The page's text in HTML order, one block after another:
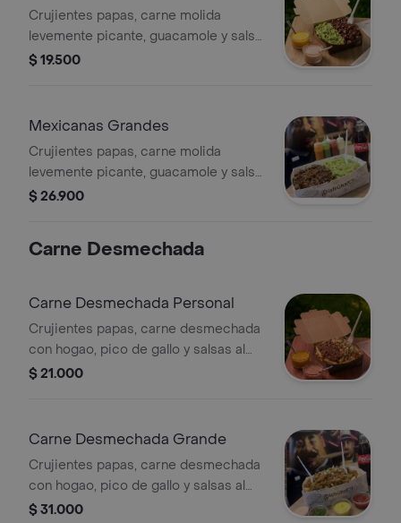
Crujientes papas, carne molida
levemente picante, guacamole y salsa
al gusto.
$ 19.500
Mexicanas Grandes
Crujientes papas, carne molida
levemente picante, guacamole y salsa
al gusto PARA DOS A TRES
$ 26.900
Carne Desmechada
Carne Desmechada Personal
Crujientes papas, carne desmechada
con hogao, pico de gallo y salsas al
gusto.
$ 21.000
Carne Desmechada Grande
Crujientes papas, carne desmechada
con hogao, pico de gallo y salsas al
gusto
$ 31.000